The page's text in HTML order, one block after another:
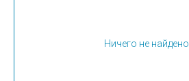
Ничего не найдено